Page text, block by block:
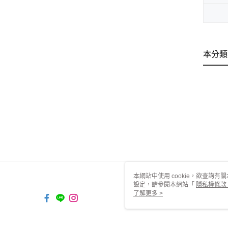
本分
本網站中使用 cookie，欲查詢有
設定，請參閱本網站「 隱私權條款
使用 cookie。
了解更多 >